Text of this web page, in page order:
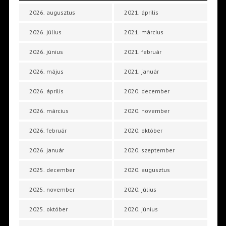
2026. augusztus
2026. július
2026. június
2026. május
2026. április
2026. március
2026. február
2026. január
2025. december
2025. november
2025. október
2021. április
2021. március
2021. február
2021. január
2020. december
2020. november
2020. október
2020. szeptember
2020. augusztus
2020. július
2020. június